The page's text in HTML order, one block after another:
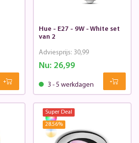
Hue - E27 - 9W - White set
van 2
Nu: 26,99
Adviesprijs: 30,99
3 - 5 werkdagen
Super Deal
28.56%